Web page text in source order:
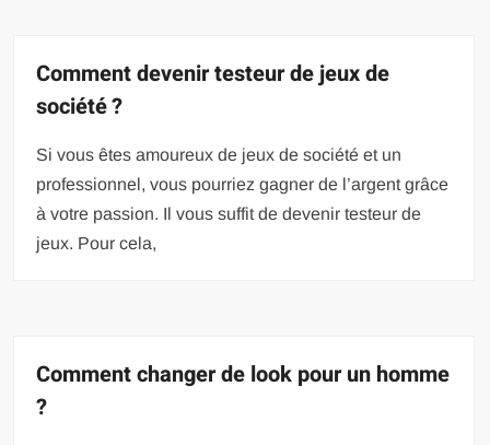
Comment devenir testeur de jeux de
société ?
Si vous êtes amoureux de jeux de société et un
professionnel, vous pourriez gagner de l’argent grâce
à votre passion. Il vous suffit de devenir testeur de
jeux. Pour cela,
Comment changer de look pour un homme
?